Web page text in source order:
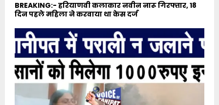
BREAKING:- हरियाणवी कलाकार नवीन नारू गिरफ्तार, 18
दिन पहले महिला ने करवाया था केस दर्ज